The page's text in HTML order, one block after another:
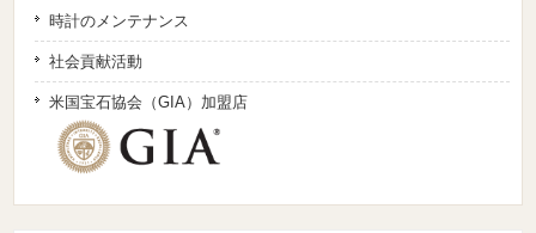
時計のメンテナンス
社会貢献活動
米国宝石協会（GIA）加盟店